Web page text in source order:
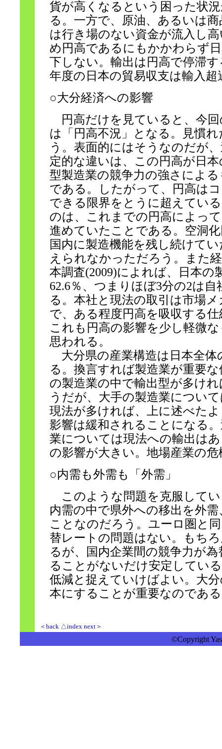
貨が高くなるという困った状
る。一方で、原油、あるいは
は行き場のない資金が流入し
め円高であるにもかかわらず
下しない。輸出は円高で停滞
年度の日本の貿易収支は輸入
○大分経済への影響
円高だけを見ていると、今回
は「円高不況」となる。見慣
う。表面的にはそうなのだが
定的な違いは、この円高が日
型製造業の競争力の強さによ
である。したがって、円高は
できる限界をとうに超えてい
のは、これまでの円高によっ
進めていたことである。空洞
国内に製造機能を残し続けて
えられなかっただろう。また
本調査(2009)によれば、日本の
62.6％、つまりほぼ3分の2は
る。本社と現法の取引は市場
で、ある程度円高を吸収する
これも円高の影響を少し軽微
思われる。
大分県の産業構造は日本全体
る。換言すれば製造業が重要
の製造業の中で輸出型が多け
うだが、大手の製造業につい
現法が多ければ、上に述べた
影響は緩和されることになる
業については現法への輸出は
の影響が大きい。地場産業の
○内需も外需も「外需」
このような問題を克服して
内需の中で県外への移出を外
ことなのだろう。ユーロ圏と
替レートの問題はない。もち
るが、国内企業間の競争力が
ることがないだけ安定してい
低減と捉えていけばよい。大
本にすることが重要なのであ
＜back △index next＞
©Copyright